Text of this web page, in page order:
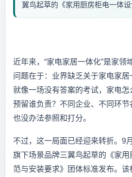
翼鸟起草的《家用厨房柜电一体设
近年来，“家电家居一体化”是家领
问题在于：业界缺乏关于家电家居
就像一场没有答案的考试，家电
预留谁负责？不同企业、不同环节
也没办法参照和打分。
不过，这一局面已经迎来转折。9
旗下场景品牌三翼鸟起草的《家
范与安装要求》团体标准发布。